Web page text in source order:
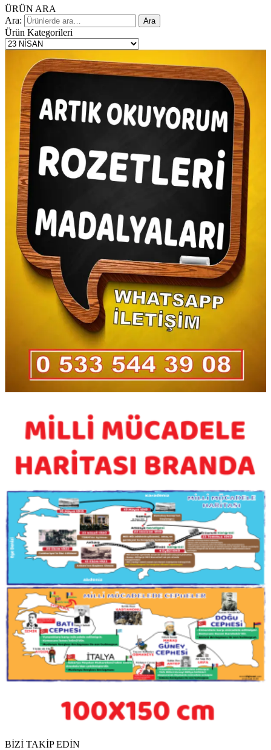
ÜRÜN ARA
Ara:
Ara
Ürün Kategorileri
BİZİ TAKİP EDİN